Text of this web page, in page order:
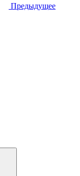
Предыдущее